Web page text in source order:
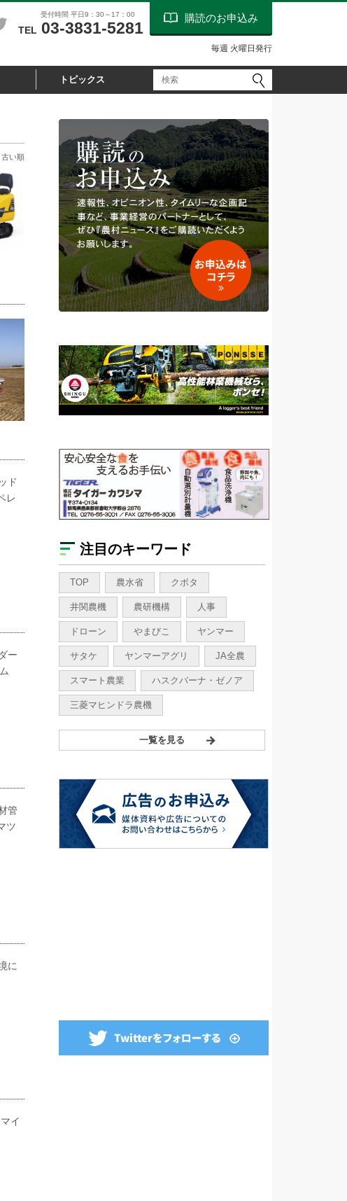
受付時間 平日9：30～17：00
TEL 03-3831-5281
購読のお申込み
毎週 火曜日発行
トピックス
古い順
注目のキーワード
TOP 農水省 クボタ
井関農機 農研機構 人事
ドローン やまびこ ヤンマー
サタケ ヤンマーアグリ JA全農
スマート農業 ハスクバーナ・ゼノア
三菱マヒンドラ農機
一覧を見る